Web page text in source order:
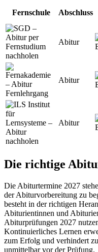
Fernschule Abschluss
Abitur
Abitur
Abitur
Die richtige
Die Abiturtermine 2027
der Abiturvorbereitung zu
besteht in der richtigen
Abiturientinnen und
Abiturprüfungen 2027
Kontinuierliches Lernen
zum Erfolg und verhindert
unmittelbar vor der Prüfung.